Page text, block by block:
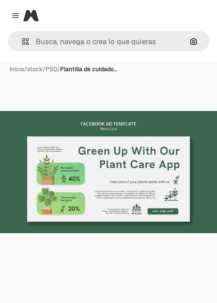
Close menu
Magnific
Inicio/stock/PSD/Plantilla de cuidado…